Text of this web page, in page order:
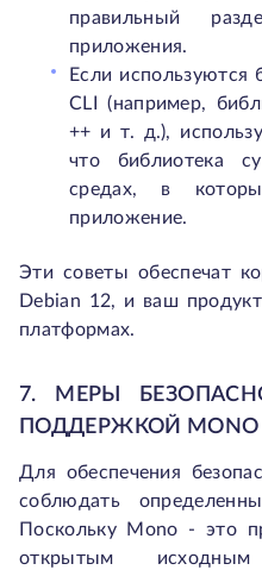
правильный
приложения.
Если используются
CLI (например,
++ и т. д.),
что библиотека
средах, в
приложение.
Эти советы обеспечат
Debian 12, и ваш
платформах.
7. МЕРЫ
ПОДДЕРЖКОЙ MONO
Для обеспечения
соблюдать
Поскольку Mono - это
открытым